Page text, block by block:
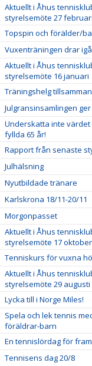
Aktuellt i Åhus
styrelsemöte 27 februari
Topspin och förälder/
Vuxenträningen drar
Aktuellt i Åhus
styrelsemöte 16 januari
Träningshelg
Julgransinsamlingen
Underskatta inte
fyllda 65 år!
Rapport från senaste
Julhälsning
Nyutbildade tränare
Karlskrona 18/11-20/11
Morgonpasset
Aktuellt i Åhus
styrelsemöte 17 oktober
Tenniskurs för vuxna
Aktuellt i Åhus
styrelsemöte 29 augusti
Lycka till i Norge Miles!
Spela och lek tennis
föräldrar-barn
En tennislördag för
Tennisens dag 20/8